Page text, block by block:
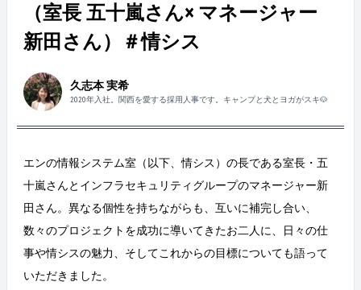
（室長 五十嵐さん× マネージャー
新田さん）＃情シス
久志本 実希
2020年入社。関西を愛する採用人事です。キャンプと犬とヨガがスキ🐶
エンの情報システム室（以下、情シス）の長である室長・五
十嵐さんとインフラセキュリティグループのマネージャー新
田さん。異なる個性を持ちながらも、互いに補完し合い、
数々のプロジェクトを成功に導いてきたお二人に、日々の仕
事や情シスの魅力、そしてこれからの目標についても語って
いただきました。